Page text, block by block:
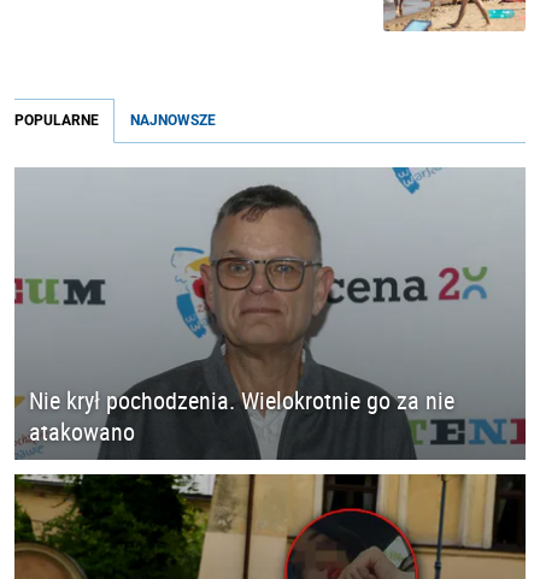
POPULARNE NAJNOWSZE
Nie krył pochodzenia. Wielokrotnie go za nie
atakowano